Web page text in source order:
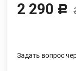
2 290 Р
Задать вопрос